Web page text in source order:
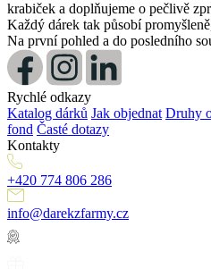
krabiček a doplňujeme o pečlivě
Každý dárek tak působí
Na první pohled a do posledního
Rychlé odkazy
Katalog dárků Jak objednat Druhy
fond Časté dotazy
Kontakty
+420 774 806 286
info@darekzfarmy.cz